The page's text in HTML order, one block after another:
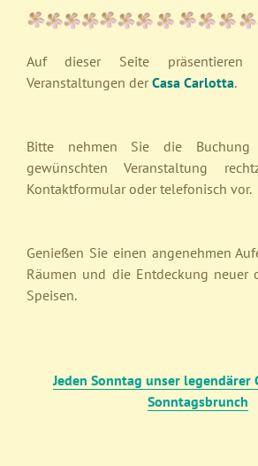
Auf dieser Seite
Veranstaltungen der Casa Carlotta.
Bitte nehmen Sie die
gewünschten Veranstaltung
Kontaktformular oder telefonisch vor.
Genießen Sie einen angenehmen
Räumen und die Entdeckung neuer
Speisen.
Jeden Sonntag unser legendärer
Sonntagsbrunch